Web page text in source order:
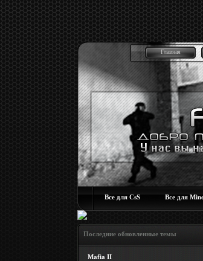
Главная
Все для CsS Все для
Последние
Mafia II